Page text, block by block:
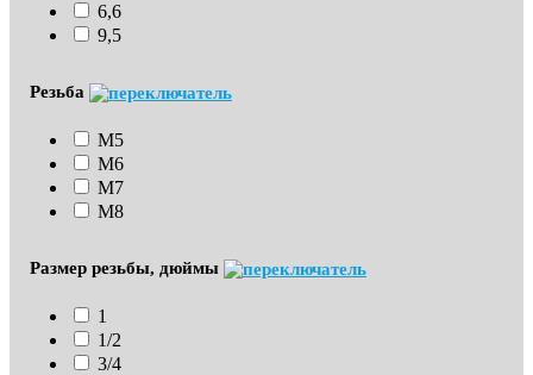
6,6
9,5
Резьба
М5
М6
М7
М8
Размер резьбы, дюймы
1
1/2
3/4